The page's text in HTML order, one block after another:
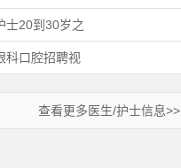
士20到30岁之
科口腔招聘视
查看更多医生/护士信息>>